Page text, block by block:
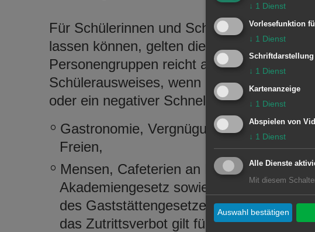
Für Schülerinnen und Schüler sowie für
lassen können, gelten die vorstehenden
Personengruppen reicht auch weiterhin das
Schülerausweises, wenn an regelmäßigen
oder ein negativer Schnelltest für den
Gastronomie, Vergnügungsstätten und
Freien,
Mensen, Cafeterien an Hochschulen und
Akademiengesetz sowie
des Gaststättengesetzes (GastG) für
das Zutrittsverbot gilt für jede
↓ 1 Dienst
Vorlesefunktion
↓ 1 Dienst
Schriftdarstellung
↓ 1 Dienst
Kartenanzeige
↓ 1 Dienst
Abspielen von
↓ 1 Dienst
Alle Dienste
Mit diesem
Auswahl bestätigen